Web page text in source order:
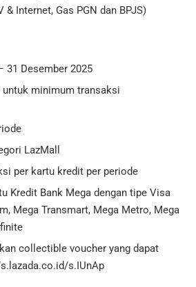
& Internet, Gas PGN dan BPJS)
31 Desember 2025
untuk minimum transaksi
LazMall
per kartu kredit per periode
Kredit Bank Mega dengan tipe Visa
Mega Transmart, Mega Metro, Mega
collectible voucher yang dapat
s.IUnAp